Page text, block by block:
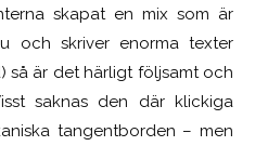
skapat en mix som är
och skriver enorma texter
så är det härligt följsamt och
saknas den där klickiga
tangentborden – men